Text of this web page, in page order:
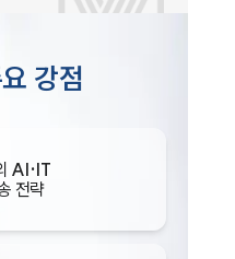
강점
AI·IT
전략